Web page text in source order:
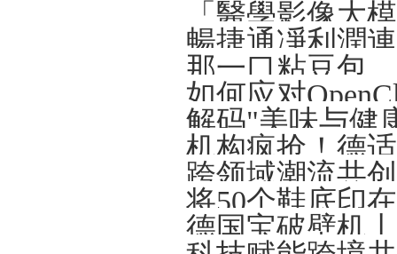
解码"美味与健
将50个鞋底印
德国宝破壁机